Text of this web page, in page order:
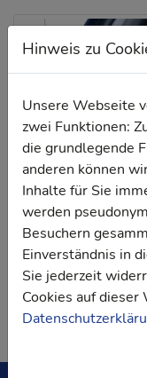
Zurück
Hinweis zu
Unsere Webseite
zwei Funktionen:
die grundlegende
anderen können
Inhalte für Sie
werden
Besuchern
Einverständnis in
Sie jederzeit
Cookies auf